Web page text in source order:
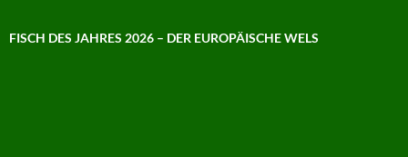
FISCH DES JAHRES 2026 – DER EUROPÄISCHE WELS